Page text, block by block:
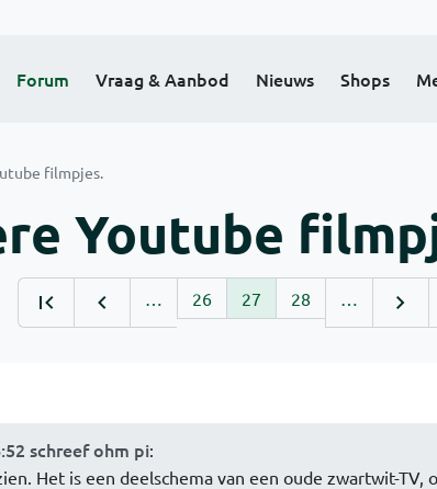
Forum Vraag & Aanbod Nieuws Shops
filmpjes.
Youtube
… 26 27 28 …
schreef ohm pi:
Het is een deelschema van een oude zwartwit-TV,